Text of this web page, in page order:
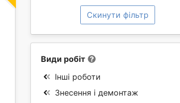
Скинути фільтр
Види робіт
Інші роботи
Знесення і демонтаж